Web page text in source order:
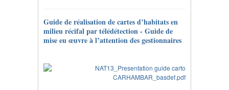
Guide de réalisation de cartes d’habitats en
milieu récifal par télédétection - Guide de
mise eu œuvre à l’attention des gestionnaires